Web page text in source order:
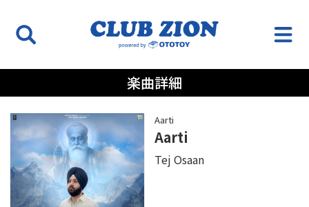
楽曲詳細
Aarti
Aarti
Tej Osaan